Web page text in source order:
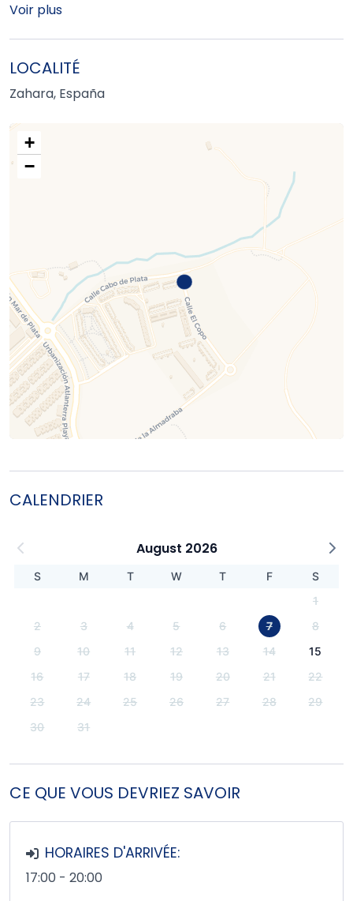
Voir plus
LOCALITÉ
Zahara, España
+
−
CALENDRIER
August 2026
S M T W T F
S
1
2
3 4 5 6 7
8
9
10 11 12 13 14
15
16
17 18 19 20 21
22
23
24 25 26 27 28
29
30
31
CE QUE VOUS DEVRIEZ SAVOIR
HORAIRES D'ARRIVÉE:
17:00 - 20:00